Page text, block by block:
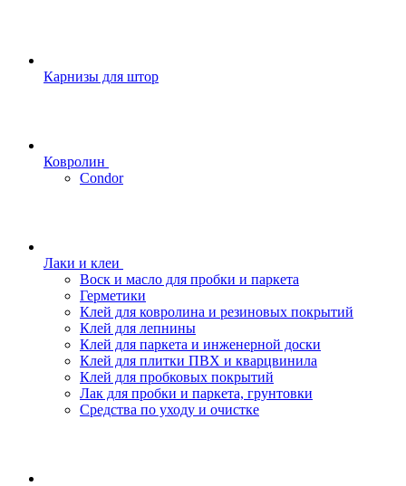
Карнизы для штор
Ковролин
Condor
Лаки и клеи
Воск и масло для пробки и паркета
Герметики
Клей для ковролина и резиновых покрытий
Клей для лепнины
Клей для паркета и инженерной доски
Клей для плитки ПВХ и кварцвинила
Клей для пробковых покрытий
Лак для пробки и паркета, грунтовки
Средства по уходу и очистке